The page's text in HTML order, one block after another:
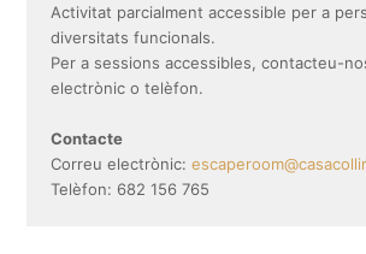
Activitat parcialment accessible per a
diversitats funcionals.
Per a sessions accessibles, contacteu-
electrònic o telèfon.
Contacte
Correu electrònic:
Telèfon: 682 156 765